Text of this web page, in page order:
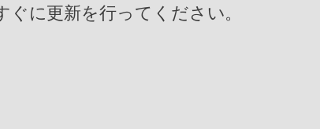
に更新を行ってください。